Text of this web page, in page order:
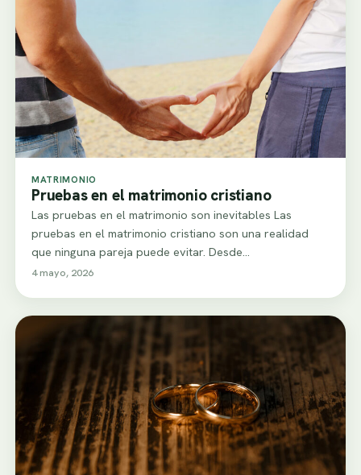
MATRIMONIO
Pruebas en el matrimonio cristiano
Las pruebas en el matrimonio son inevitables Las
pruebas en el matrimonio cristiano son una realidad
que ninguna pareja puede evitar. Desde…
4 mayo, 2026